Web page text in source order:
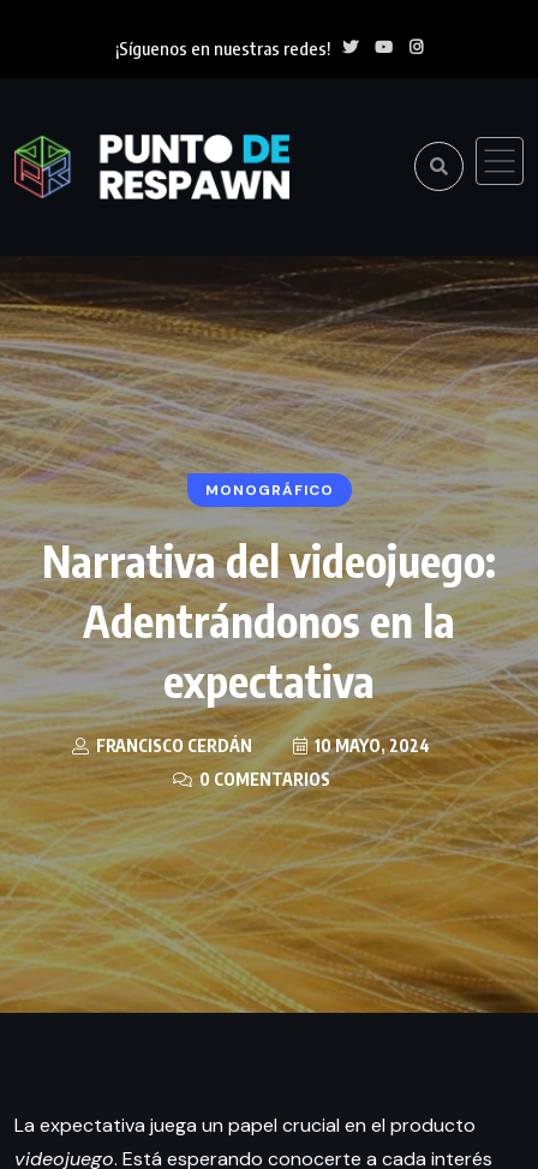
¡Síguenos en nuestras redes!
MONOGRÁFICO
Narrativa del videojuego:
Adentrándonos en la
expectativa
FRANCISCO CERDÁN
10 MAYO, 2024
0 COMENTARIOS
La expectativa juega un papel crucial en el producto
videojuego. Está esperando conocerte a cada interés